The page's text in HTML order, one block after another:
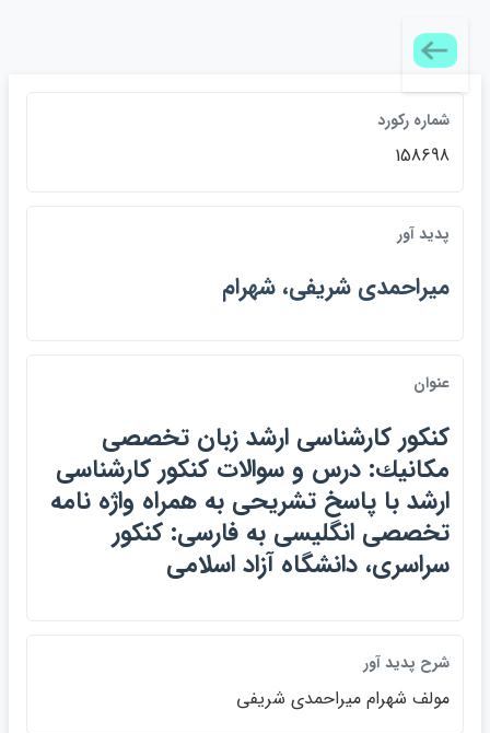
شماره ركورد
158698
پديد آور
ميراحمدي شريفي، شهرام
عنوان
كنكور كارشناسي ارشد زبان تخصصي
مكانيك: درس و سوالات كنكور كارشناسي
ارشد با پاسخ تشريحي به همراه واژه نامه
تخصصي انگليسي به فارسي: كنكور
سراسري، دانشگاه آزاد اسلامي
شرح پديد آور
مولف شهرام ميراحمدي شريفي